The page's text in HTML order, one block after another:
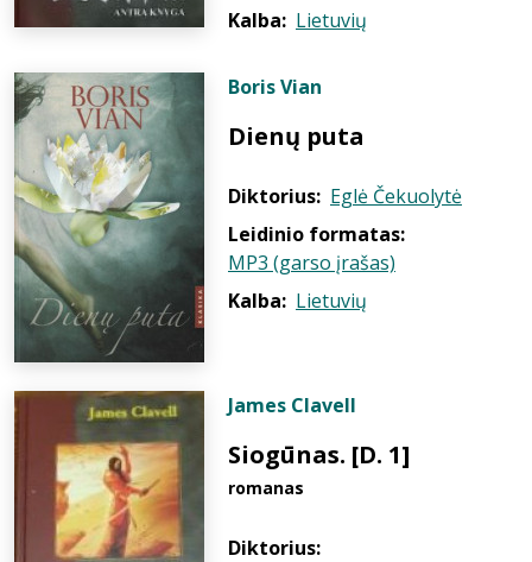
Kalba: Lietuvių
Boris Vian
Dienų puta
Diktorius: Eglė Čekuolytė
Leidinio formatas:
MP3 (garso įrašas)
Kalba: Lietuvių
James Clavell
Siogūnas. [D. 1]
romanas
Diktorius: